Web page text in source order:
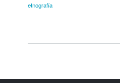
etnografía